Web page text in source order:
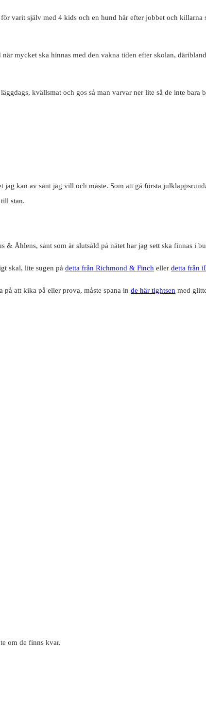
varit själv med 4 kids och en hund här efter jobbet och
mycket ska hinnas med den vakna tiden efter skolan,
kvällsmat och gos så man varvar ner lite så de inte
kan av sånt jag vill och måste. Som att gå första
stan.
Åhlens, sånt som är slutsåld på nätet har jag sett ska finnas i
skal, lite sugen på detta från Richmond & Finch eller detta från
att kika på eller prova, måste spana in de här tightsen med
om de finns kvar.